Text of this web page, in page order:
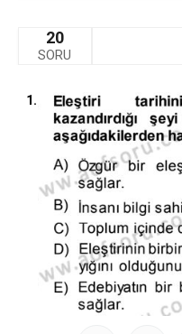
20
SORU
1.